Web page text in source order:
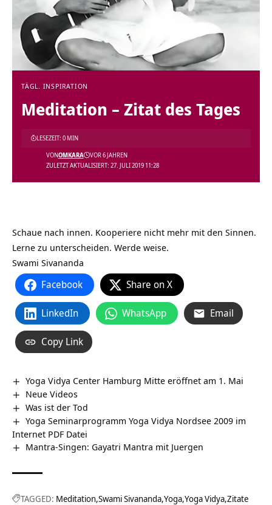
TÄGL. INSPIRATION
Meditation – Zitat des Tages
ZULETZT AKTUALISIERT: 27. JULI 2019 11:28
VONOMKARA VOR 6 JAHREN
LESEZEIT: 0 MIN
Schaue nach innen. Kooperiere nicht mehr mit den Sinnen.
Lerne zu unterscheiden. Werde weise.
Swami Sivananda
Facebook Share on X
LinkedIn WhatsApp Email
Copy Link
Yoga Vidya Center Hamburg Mitte eröffnet am 1. Mai
Neue Videos
Was ist der Tod
Yoga Seminarprogramm Yoga Vidya Nordsee 2009 im
Internet PDF Datei
Mantra-Singen: Gayatri Mantra mit Juergen
TAGGED: Meditation Swami Sivananda Yoga Yoga Vidya Zitate